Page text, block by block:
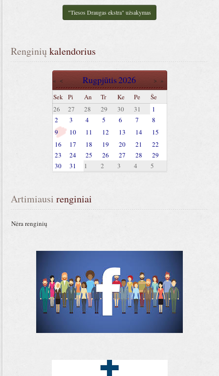
"Tiesos Draugas ekstra" užsakymas
Renginių kalendorius
« < Rugpjūtis2026 > »
Sek Pi An Tr Ke Pe
Še
26
27 28 29 30 31
1
2
3 4 5 6 7
8
9
10 11 12 13 14
15
16
17 18 19 20 21
22
23
24 25 26 27 28
29
30
31 1 2 3 4 5
Artimiausi renginiai
Nėra renginių